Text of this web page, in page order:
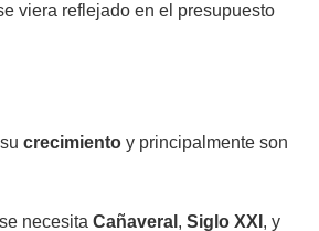
viera reflejado en el presupuesto
crecimiento y principalmente son
necesita Cañaveral , Siglo XXI , y